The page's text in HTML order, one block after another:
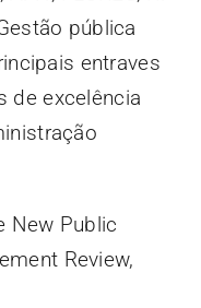
pública
entraves
de excelência
New Public
Review,